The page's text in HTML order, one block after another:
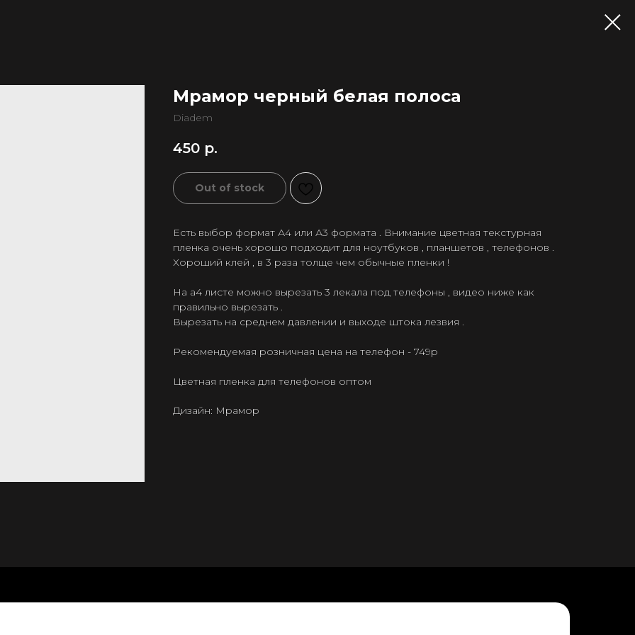
Мрамор черный белая полоса
Diadem
450 р.
Out of stock
Есть выбор формат А4 или А3 формата . Внимание цветная текстурная
пленка очень хорошо подходит для ноутбуков , планшетов , телефонов .
Хороший клей , в 3 раза толще чем обычные пленки !
На а4 листе можно вырезать 3 лекала под телефоны , видео ниже как
правильно вырезать .
Вырезать на среднем давлении и выходе штока лезвия .
Рекомендуемая розничная цена на телефон - 749р
Цветная пленка для телефонов оптом
Дизайн: Мрамор